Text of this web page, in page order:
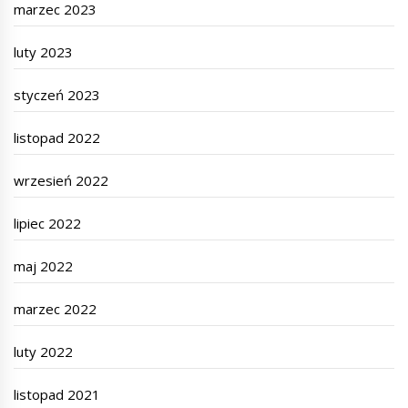
marzec 2023
luty 2023
styczeń 2023
listopad 2022
wrzesień 2022
lipiec 2022
maj 2022
marzec 2022
luty 2022
listopad 2021